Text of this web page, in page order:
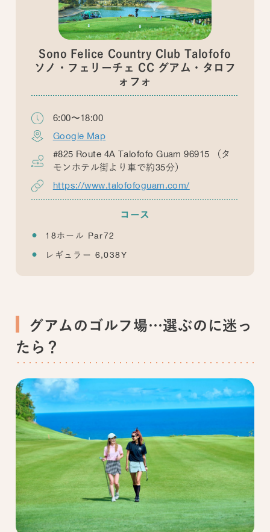
Sono Felice Country Club Talofofo
ソノ・フェリーチェ CC グアム・タロフ
ォフォ
6:00〜18:00
Google Map
#825 Route 4A Talofofo Guam 96915 （タ
モンホテル街より車で約35分）
https://www.talofofoguam.com/
コース
18ホール Par72
レギュラー 6,038Y
グアムのゴルフ場…選ぶのに迷っ
たら？